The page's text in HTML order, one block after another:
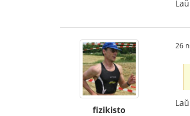
fizikisto
26